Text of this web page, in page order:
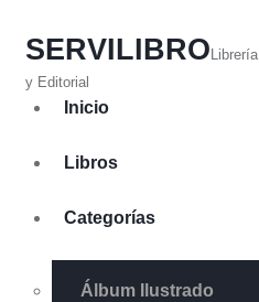
SERVILIBRO Librería
y Editorial
Inicio
Libros
Categorías
Álbum Ilustrado